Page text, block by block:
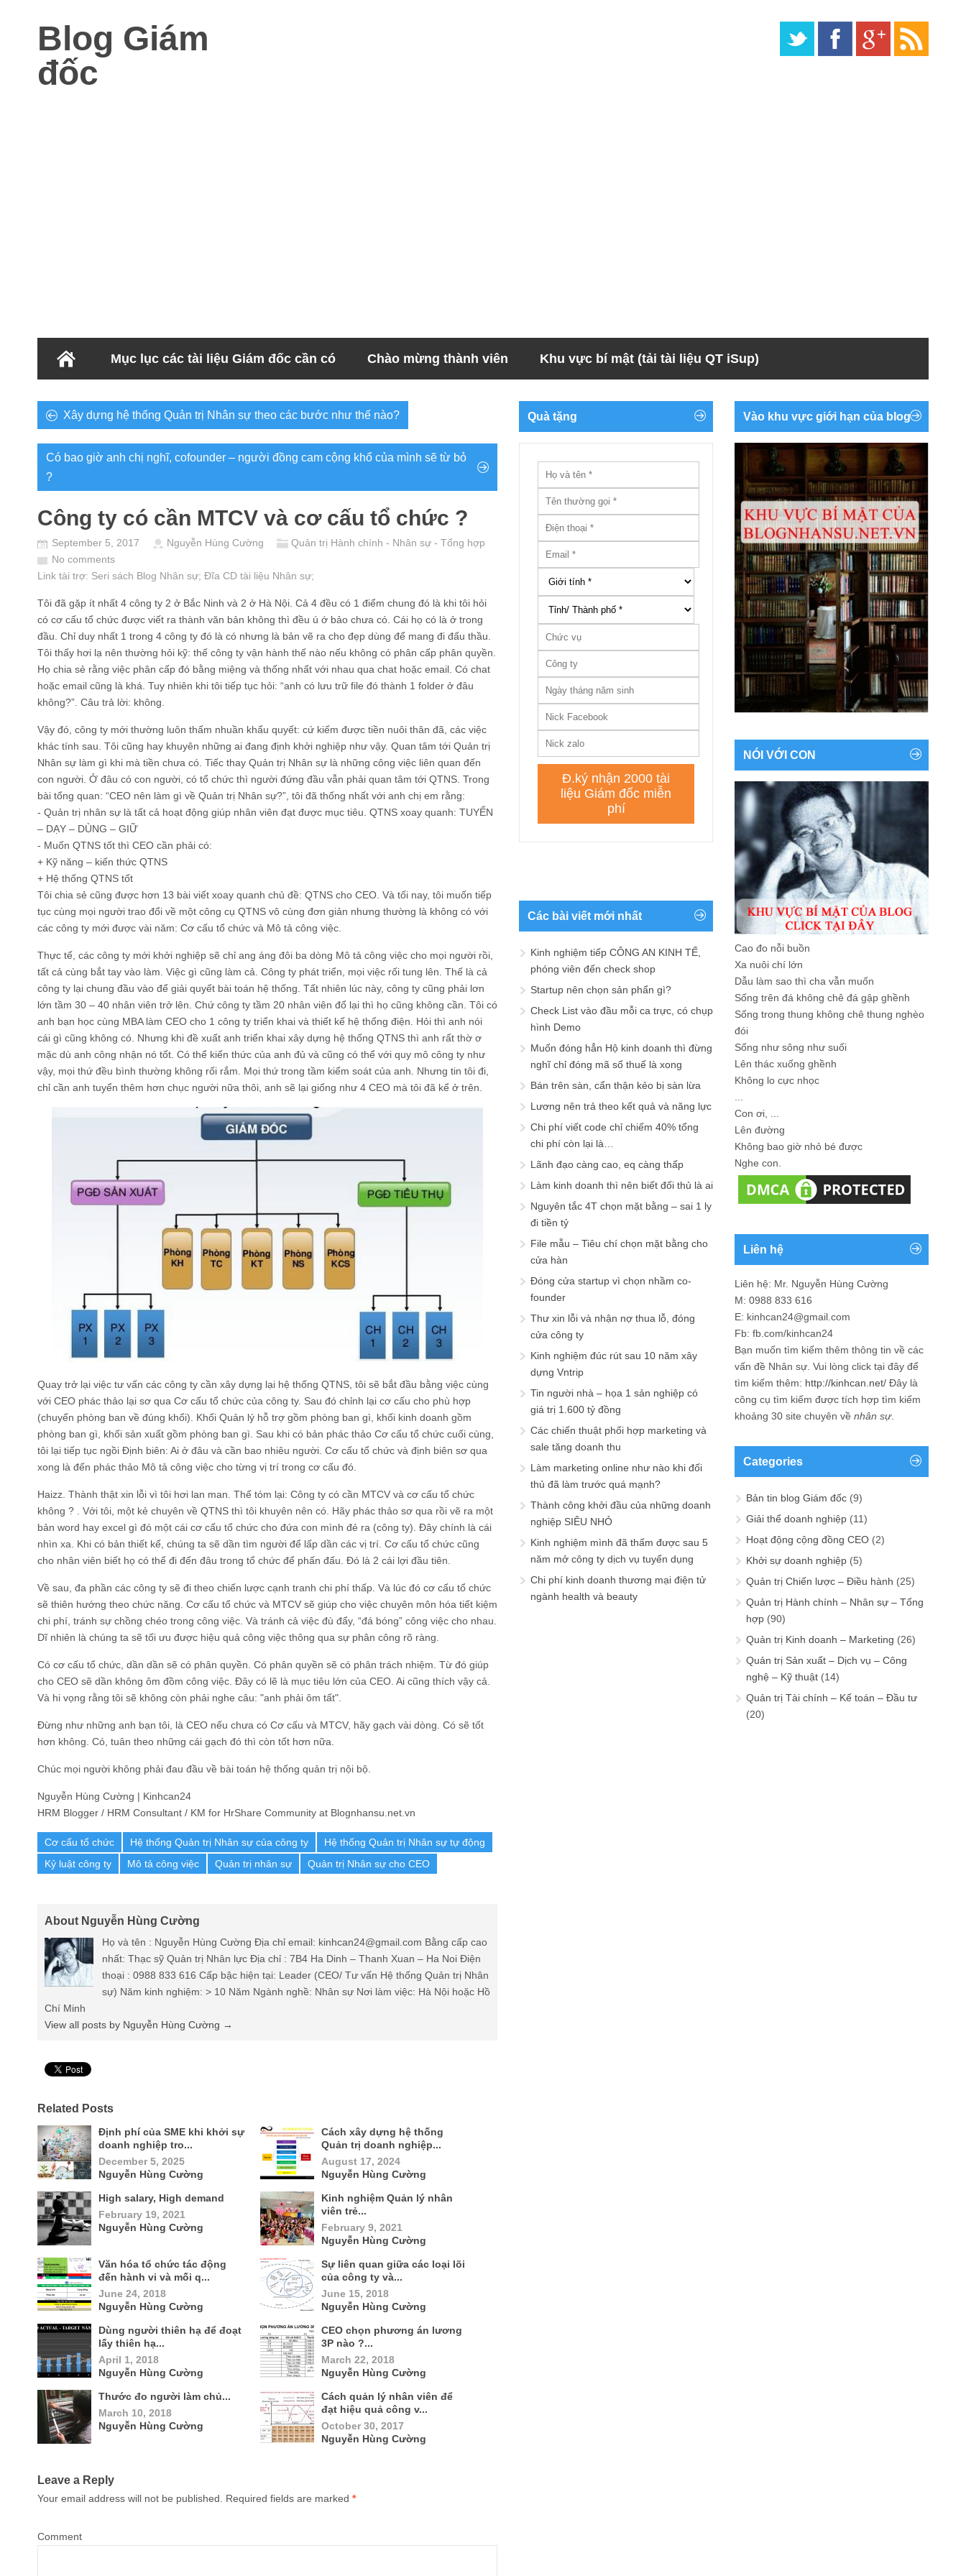
Blog Giám
đốc
Mục lục các tài liệu Giám đốc cần có Chào mừng thành viên Khu vực bí mật (tải tài liệu QT iSup)
Xây dựng hệ thống Quản trị Nhân sự theo các bước như thế nào?
Có bao giờ anh chị nghĩ, cofounder – người đồng cam cộng khổ của mình sẽ từ bỏ
?
Công ty có cần MTCV và cơ cấu tổ chức ?
September 5, 2017 Nguyễn Hùng Cường
Quản trị Hành chính - Nhân sự - Tổng hợp
No comments
Link tài trợ: Seri sách Blog Nhân sự; Đĩa CD tài liệu Nhân sự;
Tôi đã gặp ít nhất 4 công ty 2 ở Bắc Ninh và 2 ở Hà Nội. Cả 4 đều có 1 điểm chung đó là khi tôi hỏi
có cơ cấu tổ chức được viết ra thành văn bản không thì đều ú ớ bảo chưa có. Cái họ có là ở trong
đầu. Chỉ duy nhất 1 trong 4 công ty đó là có nhưng là bản vẽ ra cho đẹp dùng để mang đi đấu thầu.
Tôi thấy hơi lạ nên thường hỏi kỹ: thế công ty vận hành thế nào nếu không có phân cấp phân quyền.
Họ chia sẻ rằng việc phân cấp đó bằng miệng và thống nhất với nhau qua chat hoặc email. Có chat
hoặc email cũng là khá. Tuy nhiên khi tôi tiếp tục hỏi: “anh có lưu trữ file đó thành 1 folder ở đâu
không?”. Câu trả lời: không.
Vậy đó, công ty mới thường luôn thấm nhuần khẩu quyết: cứ kiếm được tiền nuôi thân đã, các việc
khác tính sau. Tôi cũng hay khuyên những ai đang định khởi nghiệp như vậy. Quan tâm tới Quản trị
Nhân sự làm gì khi mà tiền chưa có. Tiếc thay Quản trị Nhân sự là những công việc liên quan đến
con người. Ở đâu có con người, có tổ chức thì người đứng đầu vẫn phải quan tâm tới QTNS. Trong
bài tổng quan: “CEO nên làm gì về Quản trị Nhân sự?”, tôi đã thống nhất với anh chị em rằng:
- Quản trị nhân sự là tất cả hoạt động giúp nhân viên đạt được mục tiêu. QTNS xoay quanh: TUYỂN
– DẠY – DÙNG – GIỮ
- Muốn QTNS tốt thì CEO cần phải có:
+ Kỹ năng – kiến thức QTNS
+ Hệ thống QTNS tốt
Tôi chia sẻ cũng được hơn 13 bài viết xoay quanh chủ đề: QTNS cho CEO. Và tối nay, tôi muốn tiếp
tục cùng mọi người trao đổi về một công cụ QTNS vô cùng đơn giản nhưng thường là không có với
các công ty mới được vài năm: Cơ cấu tổ chức và Mô tả công việc.
Thực tế, các công ty mới khởi nghiệp sẽ chỉ ang áng đôi ba dòng Mô tả công việc cho mọi người rồi,
tất cả cùng bắt tay vào làm. Việc gì cũng làm cả. Công ty phát triển, mọi việc rối tung lên. Thế là cả
công ty lại chung đầu vào để giải quyết bài toán hệ thống. Tất nhiên lúc này, công ty cũng phải lơn
lớn tầm 30 – 40 nhân viên trở lên. Chứ công ty tầm 20 nhân viên đổ lại thì họ cũng không cần. Tôi có
anh bạn học cùng MBA làm CEO cho 1 công ty triển khai và thiết kế hệ thống điện. Hỏi thì anh nói
cái gì cũng không có. Nhưng khi đề xuất anh triển khai xây dựng hệ thống QTNS thì anh rất thờ ơ
mặc dù anh công nhận nó tốt. Có thể kiến thức của anh đủ và cũng có thể với quy mô công ty như
vậy, mọi thứ đều bình thường không rối rắm. Mọi thứ trong tầm kiểm soát của anh. Nhưng tin tôi đi,
chỉ cần anh tuyển thêm hơn chục người nữa thôi, anh sẽ lại giống như 4 CEO mà tôi đã kể ở trên.
Quay trở lại việc tư vấn các công ty cần xây dựng lại hệ thống QTNS, tôi sẽ bắt đầu bằng việc cùng
với CEO phác thảo lại sơ qua Cơ cấu tổ chức của công ty. Sau đó chỉnh lại cơ cấu cho phù hợp
(chuyển phòng ban về đúng khối). Khối Quản lý hỗ trợ gồm phòng ban gì, khối kinh doanh gồm
phòng ban gì, khối sản xuất gồm phòng ban gì. Sau khi có bản phác thảo Cơ cấu tổ chức cuối cùng,
tôi lại tiếp tục ngồi Định biên: Ai ở đâu và cần bao nhiêu người. Cơ cấu tổ chức và định biên sơ qua
xong là đến phác thảo Mô tả công việc cho từng vị trí trong cơ cấu đó.
Haizz. Thành thật xin lỗi vì tôi hơi lan man. Thế tóm lại: Công ty có cần MTCV và cơ cấu tổ chức
không ? . Với tôi, một kẻ chuyên về QTNS thì tôi khuyên nên có. Hãy phác thảo sơ qua rồi vẽ ra một
bản word hay excel gì đó một cái cơ cấu tổ chức cho đứa con mình đẻ ra (công ty). Đây chính là cái
nhìn xa. Khi có bản thiết kế, chúng ta sẽ dần tìm người để lấp dần các vị trí. Cơ cấu tổ chức cũng
cho nhân viên biết họ có thể đi đến đâu trong tổ chức để phấn đấu. Đó là 2 cái lợi đầu tiên.
Về sau, đa phần các công ty sẽ đi theo chiến lược cạnh tranh chi phí thấp. Và lúc đó cơ cấu tổ chức
sẽ thiên hướng theo chức năng. Cơ cấu tổ chức và MTCV sẽ giúp cho việc chuyên môn hóa tiết kiệm
chi phí, tránh sự chồng chéo trong công việc. Và tránh cả việc đù đẩy, “đá bóng” công việc cho nhau.
Dĩ nhiên là chúng ta sẽ tối ưu được hiệu quả công việc thông qua sự phân công rõ ràng.
Có cơ cấu tổ chức, dần dần sẽ có phân quyền. Có phân quyền sẽ có phân trách nhiệm. Từ đó giúp
cho CEO sẽ dần không ôm đồm công việc. Đây có lẽ là mục tiêu lớn của CEO. Ai cũng thích vậy cả.
Và hi vọng rằng tôi sẽ không còn phải nghe câu: "anh phải ôm tất".
Đừng như những anh bạn tôi, là CEO nếu chưa có Cơ cấu và MTCV, hãy gạch vài dòng. Có sẽ tốt
hơn không. Có, tuân theo những cái gạch đó thì còn tốt hơn nữa.
Chúc mọi người không phải đau đầu về bài toán hệ thống quản trị nội bộ.
Nguyễn Hùng Cường | Kinhcan24
HRM Blogger / HRM Consultant / KM for HrShare Community at Blognhansu.net.vn
Cơ cấu tổ chức Hệ thống Quản trị Nhân sự của công ty
Hệ thống Quản trị Nhân sự tự động
Kỷ luật công ty
Mô tả công việc Quản trị nhân sự Quản trị Nhân sự cho CEO
About Nguyễn Hùng Cường
Họ và tên : Nguyễn Hùng Cường Địa chỉ email: kinhcan24@gmail.com Bằng cấp cao
nhất: Thạc sỹ Quản trị Nhân lực Địa chỉ : 7B4 Ha Dinh – Thanh Xuan – Ha Noi Điện
thoại : 0988 833 616 Cấp bậc hiện tại: Leader (CEO/ Tư vấn Hệ thống Quản trị Nhân
sự) Năm kinh nghiệm: > 10 Năm Ngành nghề: Nhân sự Nơi làm việc: Hà Nội hoặc Hồ
Chí Minh
View all posts by Nguyễn Hùng Cường →
Related Posts
Định phí của SME khi khởi sự
doanh nghiệp tro...
December 5, 2025
Nguyễn Hùng Cường
Cách xây dựng hệ thống
Quản trị doanh nghiệp...
August 17, 2024
Nguyễn Hùng Cường
High salary, High demand
February 19, 2021
Nguyễn Hùng Cường
Kinh nghiệm Quản lý nhân
viên trẻ...
February 9, 2021
Nguyễn Hùng Cường
Văn hóa tổ chức tác động
đến hành vi và mối q...
June 24, 2018
Nguyễn Hùng Cường
Sự liên quan giữa các loại lõi
của công ty và...
June 15, 2018
Nguyễn Hùng Cường
Dùng người thiên hạ để đoạt
lấy thiên hạ...
April 1, 2018
Nguyễn Hùng Cường
CEO chọn phương án lương
3P nào ?...
March 22, 2018
Nguyễn Hùng Cường
Thước đo người làm chủ...
March 10, 2018
Nguyễn Hùng Cường
Cách quản lý nhân viên để
đạt hiệu quả công v...
October 30, 2017
Nguyễn Hùng Cường
Leave a Reply
Your email address will not be published. Required fields are marked *
Comment
Quà tặng
Các bài viết mới nhất
Kinh nghiệm tiếp CÔNG AN KINH TẾ,
phóng viên đến check shop
Startup nên chọn sản phẩn gì?
Check List vào đầu mỗi ca trực, có chụp
hình Demo
Muốn đóng hẳn Hộ kinh doanh thì đừng
nghĩ chỉ đóng mã số thuế là xong
Bán trên sàn, cẩn thận kẻo bị sàn lừa
Lương nên trả theo kết quả và năng lực
Chi phí viết code chỉ chiếm 40% tổng
chi phí còn lại là…
Lãnh đạo càng cao, eq càng thấp
Làm kinh doanh thì nên biết đối thủ là ai
Nguyên tắc 4T chọn mặt bằng – sai 1 ly
đi tiền tỷ
File mẫu – Tiêu chí chọn mặt bằng cho
cửa hàn
Đóng cửa startup vì chọn nhầm co-
founder
Thư xin lỗi và nhận nợ thua lỗ, đóng
cửa công ty
Kinh nghiệm đúc rút sau 10 năm xây
dựng Vntrip
Tin người nhà – họa 1 sản nghiệp có
giá trị 1.600 tỷ đồng
Các chiến thuật phối hợp marketing và
sale tăng doanh thu
Làm marketing online như nào khi đối
thủ đã làm trước quá mạnh?
Thành công khởi đầu của những doanh
nghiệp SIÊU NHỎ
Kinh nghiệm mình đã thấm được sau 5
năm mở công ty dịch vụ tuyển dụng
Chi phí kinh doanh thương mại điện tử
ngành health và beauty
Vào khu vực giới hạn của blog
NÓI VỚI CON
Cao đo nỗi buồn
Xa nuôi chí lớn
Dẫu làm sao thì cha vẫn muốn
Sống trên đá không chê đá gập ghềnh
Sống trong thung không chê thung nghèo
đói
Sống như sông như suối
Lên thác xuống ghềnh
Không lo cực nhọc
Con ơi, ...
Lên đường
Không bao giờ nhỏ bé được
Nghe con.
Liên hệ
Liên hệ: Mr. Nguyễn Hùng Cường
M: 0988 833 616
E: kinhcan24@gmail.com
Fb: fb.com/kinhcan24
Bạn muốn tìm kiếm thêm thông tin về các
vấn đề Nhân sự . Vui lòng click tại đây để
tìm kiếm thêm: http://kinhcan.net/ Đây là
công cụ tìm kiếm được tích hợp tìm kiếm
khoảng 30 site chuyên về nhân sự.
Categories
Bản tin blog Giám đốc (9)
Giải thể doanh nghiệp (11)
Hoạt động cộng đồng CEO (2)
Khởi sự doanh nghiệp (5)
Quản trị Chiến lược – Điều hành (25)
Quản trị Hành chính – Nhân sự – Tổng
hợp (90)
Quản trị Kinh doanh – Marketing (26)
Quản trị Sản xuất – Dịch vụ – Công
nghệ – Kỹ thuật (14)
Quản trị Tài chính – Kế toán – Đầu tư
(20)